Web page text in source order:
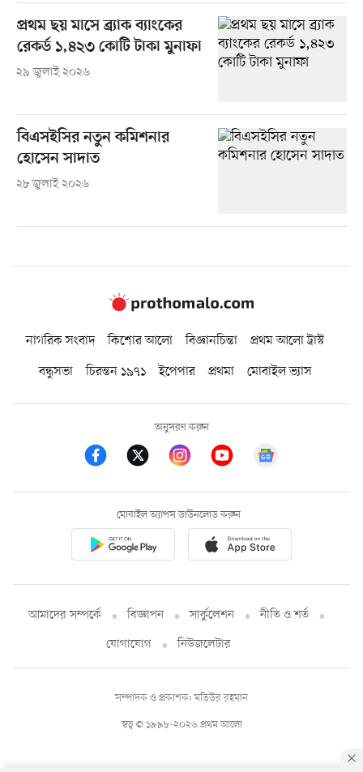
প্রথম ছয় মাসে ব্র্যাক ব্যাংকের
রেকর্ড ১,৪২৩ কোটি টাকা মুনাফা
২৯ জুলাই ২০২৬
বিএসইসির নতুন কমিশনার
হোসেন সাদাত
২৮ জুলাই ২০২৬
নাগরিক সংবাদ কিশোর আলো বিজ্ঞানচিন্তা
প্রথম আলো ট্রাস্ট
বন্ধুসভা
চিরন্তন ১৯৭১ ইপেপার প্রথমা মোবাইল ভ্যাস
অনুসরণ করুন
মোবাইল অ্যাপস ডাউনলোড করুন
আমাদের সম্পর্কে বিজ্ঞাপন সার্কুলেশন
নীতি ও শর্ত
যোগাযোগ
নিউজলেটার
স্বত্ব © ১৯৯৮-২০২৬ প্রথম আলো
সম্পাদক ও প্রকাশক: মতিউর রহমান